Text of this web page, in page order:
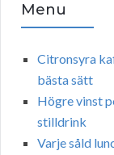
Menu
Citronsyra
bästa sätt
Högre vinst
stilldrink
Varje såld